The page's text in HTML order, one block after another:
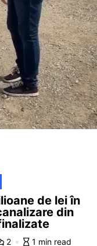
de lei în
din
2 1 min read